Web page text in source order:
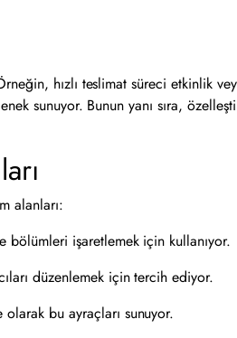
hızlı teslimat süreci etkinlik
sunuyor. Bunun yanı sıra,
alanları:
işaretlemek için kullanıyor.
düzenlemek için tercih ediyor.
bu ayraçları sunuyor.